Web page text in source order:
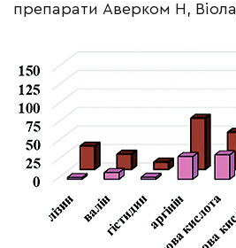
препарати Аверком Н,